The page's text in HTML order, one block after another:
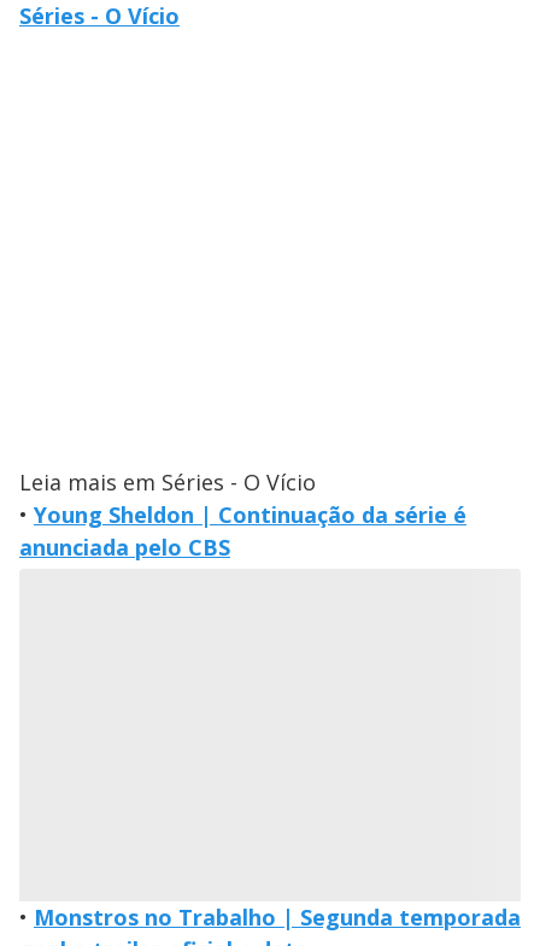
Séries - O Vício
Leia mais em Séries - O Vício
• Young Sheldon | Continuação da série é
anunciada pelo CBS
• Monstros no Trabalho | Segunda temporada